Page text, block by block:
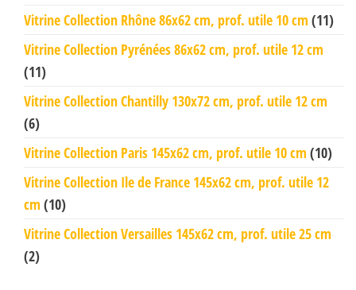
Vitrine Collection Rhône 86x62 cm, prof. utile 10 cm (11)
Vitrine Collection Pyrénées 86x62 cm, prof. utile 12 cm
(11)
Vitrine Collection Chantilly 130x72 cm, prof. utile 12 cm
(6)
Vitrine Collection Paris 145x62 cm, prof. utile 10 cm (10)
Vitrine Collection Ile de France 145x62 cm, prof. utile 12
cm (10)
Vitrine Collection Versailles 145x62 cm, prof. utile 25 cm
(2)